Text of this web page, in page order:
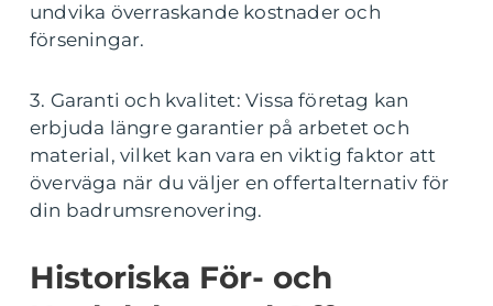
undvika överraskande kostnader och
förseningar.
3. Garanti och kvalitet: Vissa företag kan
erbjuda längre garantier på arbetet och
material, vilket kan vara en viktig faktor att
överväga när du väljer en offertalternativ för
din badrumsrenovering.
Historiska För- och